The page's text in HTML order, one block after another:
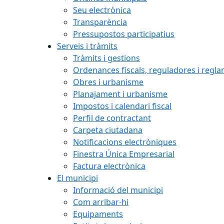
Seu electrònica
Transparència
Pressupostos participatius
Serveis i tràmits
Tràmits i gestions
Ordenances fiscals, reguladores i
Obres i urbanisme
Planajament i urbanisme
Impostos i calendari fiscal
Perfil de contractant
Carpeta ciutadana
Notificacions electròniques
Finestra Única Empresarial
Factura electrònica
El municipi
Informació del municipi
Com arribar-hi
Equipaments